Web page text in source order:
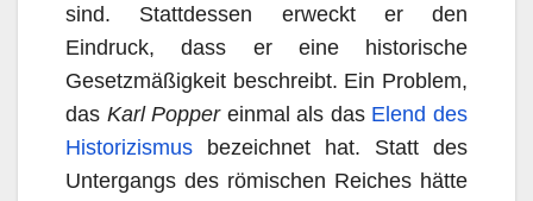
sind. Stattdessen erweckt er den
Eindruck, dass er eine historische
Gesetzmäßigkeit beschreibt. Ein Problem,
das Karl Poppereinmal als das Elend des
Historizismus bezeichnet hat. Statt des
Untergangs des römischen Reiches hätte